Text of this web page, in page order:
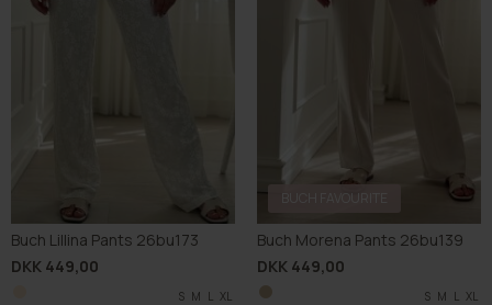
Buch Lillina Pants 26bu173
DKK 449,00
S M L XL
BUCH FAVOURITE
Buch Morena Pants 26bu139
DKK 449,00
S M L XL